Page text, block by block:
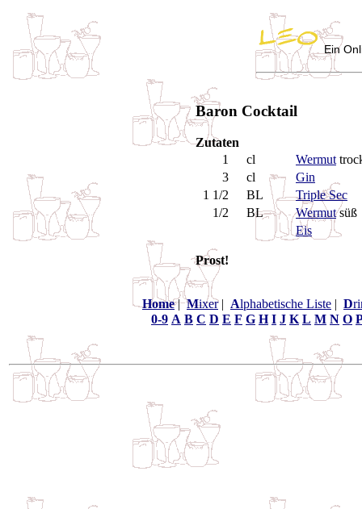
Ein
Baron Cocktail
Zutaten
1
cl Wermut
3
cl
Gin
1 1/2
BL
Triple Sec
1/2
BL Wermutsüß
Eis
Prost!
Home|Mixer| Alphabetische Liste | D
0-9 A B C D E F G H I J K L M N O